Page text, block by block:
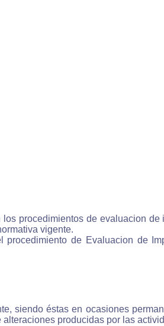
tiempo
con
ya
alumno
cualquier
lo que
tu quien
procedimientos de evaluacion de
vigente.
de Evaluacion de
siendo éstas en ocasiones
producidas por las